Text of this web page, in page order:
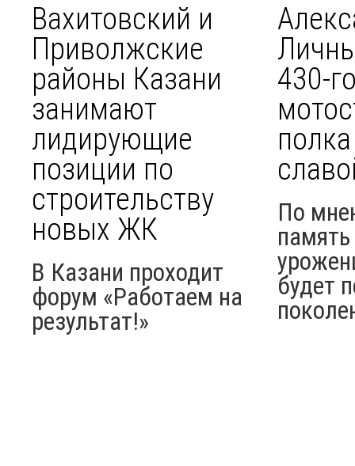
Вахитовский и
Приволжские
районы Казани
занимают
лидирующие
позиции по
строительству
новых ЖК
В Казани проходит
форум «Работаем на
результат!»
430-
По
будет